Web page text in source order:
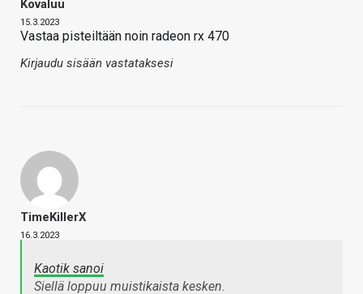
Kovaluu
15.3.2023
Vastaa pisteiltään noin radeon rx 470
Kirjaudu sisään vastataksesi
TimeKillerX
16.3.2023
Kaotik sanoi
Siellä loppuu muistikaista kesken.